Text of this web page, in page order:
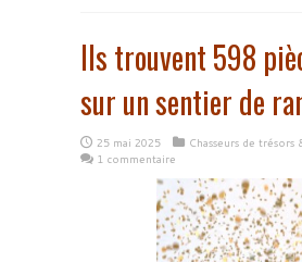
Ils trouvent 598
sur un sentier de
25 mai 2025
Chasseurs de trésors
1 commentaire